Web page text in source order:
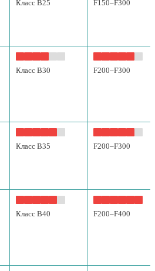
Класс B25 F150–F300
Класс B30 F200–F300
Класс B35 F200–F300
Класс B40 F200–F400